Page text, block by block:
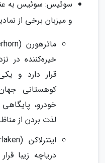
سوئیس: سوئیس به
و میزبان برخی از
قرار دارد و
کوهستانی
خودرو،
لذت بردن از
دریاچه زیبا